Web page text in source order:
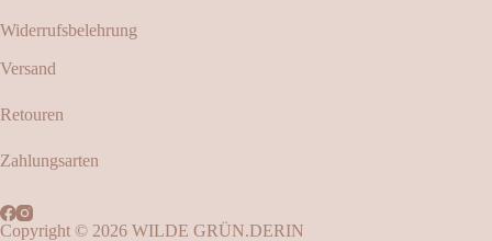
Widerrufsbelehrung
Versand
Retouren
Zahlungsarten
Copyright © 2026 WILDE GRÜN.DERIN